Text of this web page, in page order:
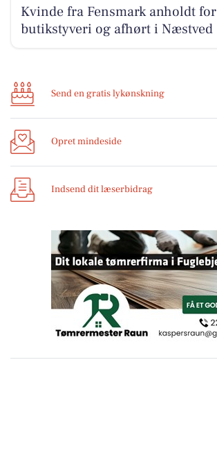
Kvinde fra Fensmark anholdt for
butikstyveri og afhørt i Næstved
Send en gratis lykønskning
Opret mindeside
Indsend dit læserbidrag